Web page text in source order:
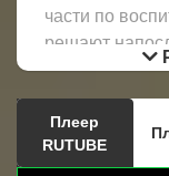
части по
решают
герои
интересного
похоже
наказание,
Плеер
RUTUBE